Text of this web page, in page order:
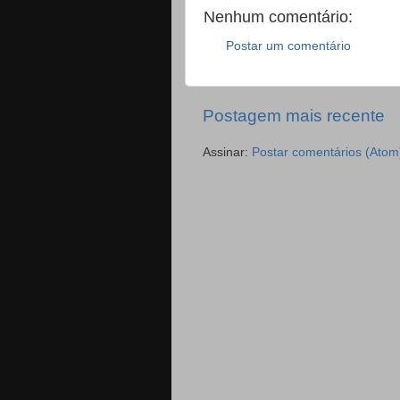
Nenhum comentário:
Postar um comentário
Postagem mais recente
Assinar: Postar comentários